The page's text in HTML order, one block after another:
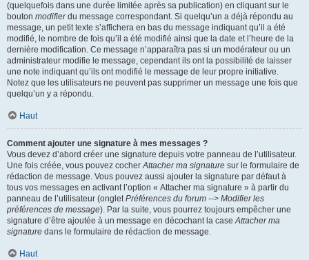
(quelquefois dans une durée limitée après sa publication) en cliquant sur le
bouton modifierdu message correspondant. Si quelqu’un a déjà répondu au
message, un petit texte s’affichera en bas du message indiquant qu’il a été
modifié, le nombre de fois qu’il a été modifié ainsi que la date et l’heure de la
dernière modification. Ce message n’apparaîtra pas si un modérateur ou un
administrateur modifie le message, cependant ils ont la possibilité de laisser
une note indiquant qu’ils ont modifié le message de leur propre initiative.
Notez que les utilisateurs ne peuvent pas supprimer un message une fois que
quelqu’un y a répondu.
Haut
Comment ajouter une signature à mes messages ?
Vous devez d’abord créer une signature depuis votre panneau de l’utilisateur.
Une fois créée, vous pouvez cocherAttacher ma signature sur le formulaire de
rédaction de message. Vous pouvez aussi ajouter la signature par défaut à
tous vos messages en activant l’option « Attacher ma signature » à partir du
panneau de l’utilisateur (ongletPréférences du forum --> Modifier les
préférences de message). Par la suite, vous pourrez toujours empêcher une
signature d’être ajoutée à un message en décochant la caseAttacher ma
signature dans le formulaire de rédaction de message.
Haut